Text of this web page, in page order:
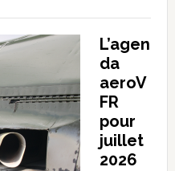
L’agen
da
aeroV
FR
pour
juillet
2026